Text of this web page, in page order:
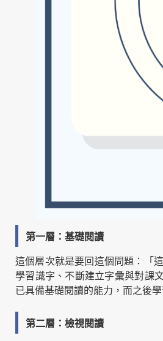
第一層：基礎閱讀
這個層次就是要回這個問題：「
學習識字、不斷建立字彙與對課
已具備基礎閱讀的能力，而之後
第二層：檢視閱讀